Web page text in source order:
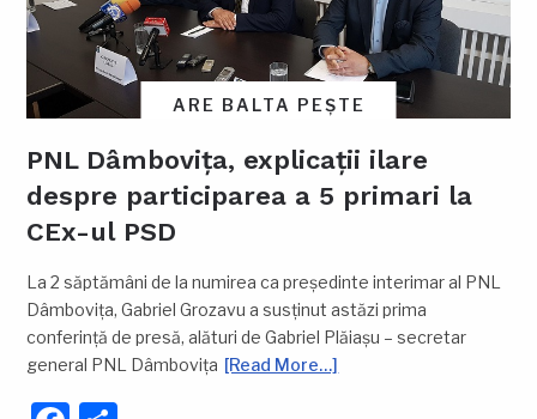
ARE BALTA PEȘTE
PNL Dâmbovița, explicații ilare
despre participarea a 5 primari la
CEx-ul PSD
La 2 săptămâni de la numirea ca președinte interimar al PNL
Dâmbovița, Gabriel Grozavu a susținut astăzi prima
conferință de presă, alături de Gabriel Plăiașu – secretar
general PNL Dâmbovița [Read More…]